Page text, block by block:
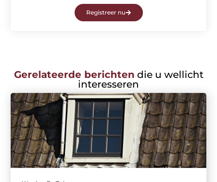
Registreer nu
Gerelateerde berichten die u wellicht
interesseren